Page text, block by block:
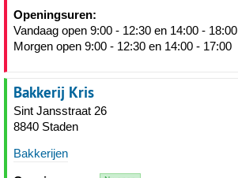
Openingsuren:
Vandaag open 9:00 - 12:30 en 14:00 - 18:00
Morgen open 9:00 - 12:30 en 14:00 - 17:00
Bakkerij Kris
Sint Jansstraat 26
8840 Staden
Bakkerijen